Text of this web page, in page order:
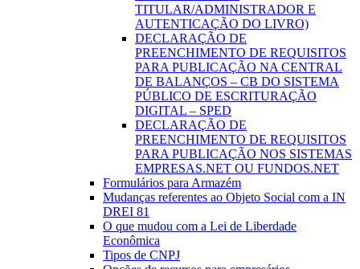
TITULAR/ADMINISTRADOR E
AUTENTICAÇÃO DO LIVRO)
DECLARAÇÃO DE
PREENCHIMENTO DE REQUISITOS
PARA PUBLICAÇÃO NA CENTRAL
DE BALANÇOS – CB DO SISTEMA
PÚBLICO DE ESCRITURAÇÃO
DIGITAL – SPED
DECLARAÇÃO DE
PREENCHIMENTO DE REQUISITOS
PARA PUBLICAÇÃO NOS SISTEMAS
EMPRESAS.NET OU FUNDOS.NET
Formulários para Armazém
Mudanças referentes ao Objeto Social com a IN
DREI 81
O que mudou com a Lei de Liberdade
Econômica
Tipos de CNPJ